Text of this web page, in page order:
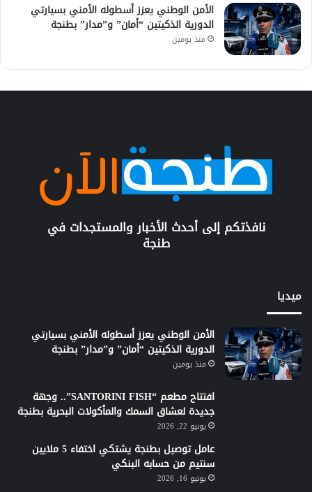
الأمن الوطني يعزز أسطوله الأمني بسيارتي
الدورية الذكيتين “أمان” و”مدار” بطنجة
منذ يومين
نافذتكم إلى أحدث الأخبار والمستجدات في
طنجة
ميديا
الأمن الوطني يعزز أسطوله الأمني بسيارتي
الدورية الذكيتين “أمان” و”مدار” بطنجة
منذ يومين
افتتاح مطعم “SANTORINI FISH”.. وجهة
جديدة لعشاق السمك والمأكولات البحرية بطنجة
يونيو 22, 2026
عامل توصيل بطنجة يشتكي اختفاء 5 ملايين
سنتيم من حسابه البنكي
يونيو 16, 2026